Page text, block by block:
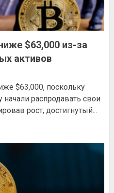
$63,000 из-за
активов
$63,000, поскольку
распродавать свои
рост, достигнутый...